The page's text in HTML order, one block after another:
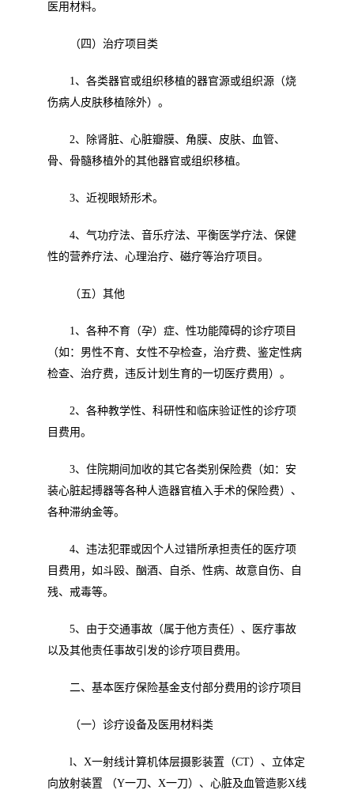
医用材料。
（四）治疗项目类
1、各类器官或组织移植的器官源或组织源（烧
伤病人皮肤移植除外）。
2、除肾脏、心脏瓣膜、角膜、皮肤、血管、
骨、骨髓移植外的其他器官或组织移植。
3、近视眼矫形术。
4、气功疗法、音乐疗法、平衡医学疗法、保健
性的营养疗法、心理治疗、磁疗等治疗项目。
（五）其他
1、各种不育（孕）症、性功能障碍的诊疗项目
（如：男性不育、女性不孕检查，治疗费、鉴定性病
检查、治疗费，违反计划生育的一切医疗费用）。
2、各种教学性、科研性和临床验证性的诊疗项
目费用。
3、住院期间加收的其它各类别保险费（如：安
装心脏起搏器等各种人造器官植入手术的保险费）、
各种滞纳金等。
4、违法犯罪或因个人过错所承担责任的医疗项
目费用，如斗殴、酗酒、自杀、性病、故意自伤、自
残、戒毒等。
5、由于交通事故（属于他方责任）、医疗事故
以及其他责任事故引发的诊疗项目费用。
二、基本医疗保险基金支付部分费用的诊疗项目
（一）诊疗设备及医用材料类
l、 X一射线计算机体层摄影装置（CT）、立体定
向放射装置 （Y一刀、 X一刀）、心脏及血管造影X线